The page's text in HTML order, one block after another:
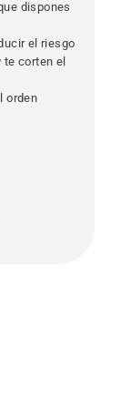
dispones
el riesgo
corten el
orden